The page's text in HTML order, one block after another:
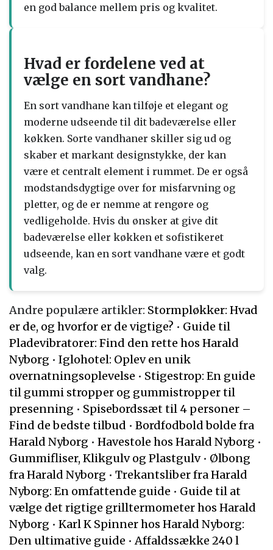
en god balance mellem pris og kvalitet.
Hvad er fordelene ved at
vælge en sort vandhane?
En sort vandhane kan tilføje et elegant og
moderne udseende til dit badeværelse eller
køkken. Sorte vandhaner skiller sig ud og
skaber et markant designstykke, der kan
være et centralt element i rummet. De er også
modstandsdygtige over for misfarvning og
pletter, og de er nemme at rengøre og
vedligeholde. Hvis du ønsker at give dit
badeværelse eller køkken et sofistikeret
udseende, kan en sort vandhane være et godt
valg.
Andre populære artikler: Stormpløkker: Hvad
er de, og hvorfor er de vigtige? • Guide til
Pladevibratorer: Find den rette hos Harald
Nyborg • Iglohotel: Oplev en unik
overnatningsoplevelse • Stigestrop: En guide
til gummi stropper og gummistropper til
presenning • Spisebordssæt til 4 personer –
Find de bedste tilbud • Bordfodbold bolde fra
Harald Nyborg • Havestole hos Harald Nyborg •
Gummifliser, Klikgulv og Plastgulv• Ølbong
fra Harald Nyborg • Trekantsliber fra Harald
Nyborg: En omfattende guide • Guide til at
vælge det rigtige grilltermometer hos Harald
Nyborg • Karl K Spinner hos Harald Nyborg:
Den ultimative guide •Affaldssække 240 l